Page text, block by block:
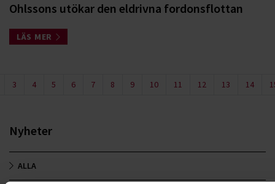
Ohlssons utökar den eldrivna fordonsflottan
LÄS MER
3 4 5 6 7 8 9 10 11 12 13 14
Nyheter
ALLA